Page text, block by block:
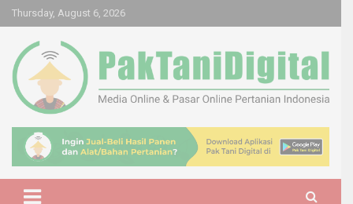
Skip
to
content
Thursday, August 6, 2026
Pak Tani Digital